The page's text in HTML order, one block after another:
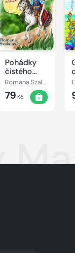
Pohádky
čistého
srdce
Romana Szalaiová
79 Kč
TMAVÝ REŽIM